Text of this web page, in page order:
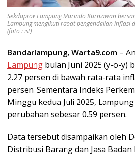
Sekdaprov Lampung Marindo Kurniawan
Lampung mengikuti rapat pengendalian inflasi
(foto : ist)
Bandarlampung, Warta9.com –
Lampung bulan Juni 2025 (y-o-y)
2.27 persen di bawah rata-rata
persen. Sementara Indeks
Minggu kedua Juli 2025,
perubahan sebesar 0.59 persen.
Data tersebut disampaikan oleh
Distribusi Barang dan Jasa